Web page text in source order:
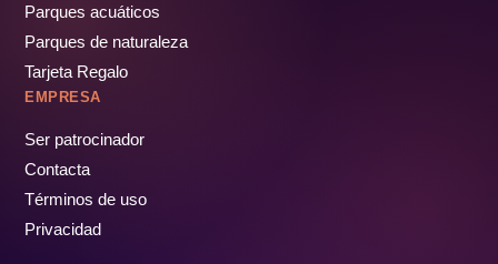
Parques acuáticos
Parques de naturaleza
Tarjeta Regalo
EMPRESA
Ser patrocinador
Contacta
Términos de uso
Privacidad